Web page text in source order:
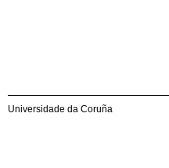
Universidade da Coruña